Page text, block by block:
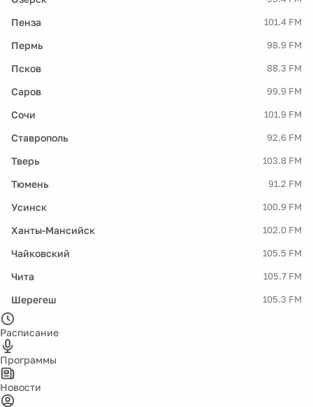
Пенза 101.4 FM
Пермь 98.9 FM
Псков 88.3 FM
Саров 99.9 FM
Сочи 101.9 FM
Ставрополь 92.6 FM
Тверь 103.8 FM
Тюмень 91.2 FM
Усинск 100.9 FM
Ханты-Мансийск 102.0 FM
Чайковский 105.5 FM
Чита 105.7 FM
Шерегеш 105.3 FM
Расписание
Программы
Новости